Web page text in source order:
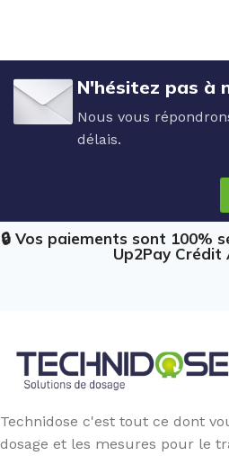
N'hésitez pas à
Nous vous
délais.
🔒 Vos paiements sont 100%
Up2Pay Crédit
Technidose c'est tout ce dont
dosage et les mesures pour le